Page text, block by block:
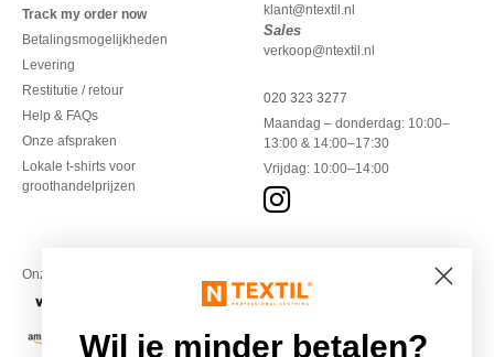
Track my order now
Betalingsmogelijkheden
Levering
Restitutie / retour
Help & FAQs
Onze afspraken
Lokale t-shirts voor
groothandelprijzen
klant@ntextil.nl
Sales
verkoop@ntextil.nl
020 323 3277
Maandag – donderdag: 10:00–
13:00 & 14:00–17:30
Vrijdag: 10:00–14:00
Onze financiële partners
Wil je minder betalen?